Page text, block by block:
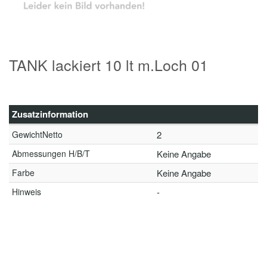
TANK lackiert 10 lt m.Loch 01
Zusatzinformation
GewichtNetto 2
Abmessungen H/B/T Keine Angabe
Farbe Keine Angabe
Hinweis -